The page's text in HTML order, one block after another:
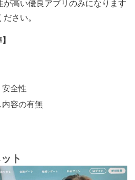
高い優良アプリ のみになります
さい。
安全性
内容の有無
ト